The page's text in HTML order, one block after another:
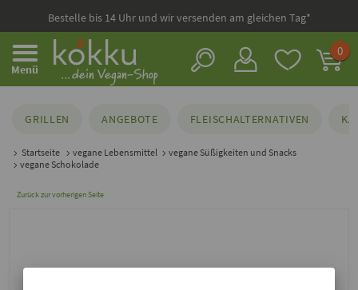
Bestelle bis 14 Uhr und wir versenden am gleichen Tag*
Menü
0
GRILLEN ANGEBOTE FLEISCHALTERNATIVEN
Startseite vegane Lebensmittel
vegane Süßigkeiten und Snacks
vegane Schokolade
Zurück zur vorherigen Seite